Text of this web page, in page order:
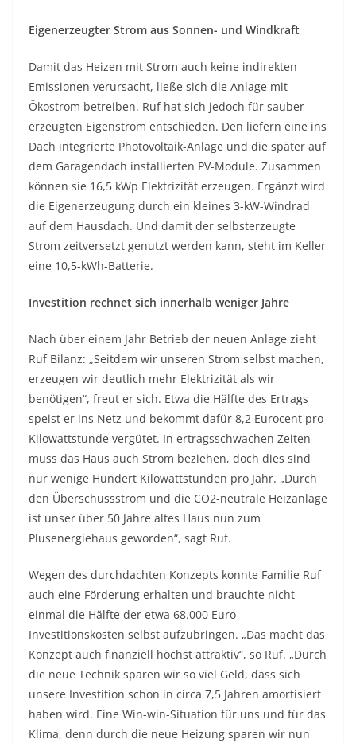
Eigenerzeugter Strom aus Sonnen- und Windkraft
Damit das Heizen mit Strom auch keine indirekten
Emissionen verursacht, ließe sich die Anlage mit
Ökostrom betreiben. Ruf hat sich jedoch für sauber
erzeugten Eigenstrom entschieden. Den liefern eine ins
Dach integrierte Photovoltaik-Anlage und die später auf
dem Garagendach installierten PV-Module. Zusammen
können sie 16,5 kWp Elektrizität erzeugen. Ergänzt wird
die Eigenerzeugung durch ein kleines 3-kW-Windrad
auf dem Hausdach. Und damit der selbsterzeugte
Strom zeitversetzt genutzt werden kann, steht im Keller
eine 10,5-kWh-Batterie.
Investition rechnet sich innerhalb weniger Jahre
Nach über einem Jahr Betrieb der neuen Anlage zieht
Ruf Bilanz: „Seitdem wir unseren Strom selbst machen,
erzeugen wir deutlich mehr Elektrizität als wir
benötigen“, freut er sich. Etwa die Hälfte des Ertrags
speist er ins Netz und bekommt dafür 8,2 Eurocent pro
Kilowattstunde vergütet. In ertragsschwachen Zeiten
muss das Haus auch Strom beziehen, doch dies sind
nur wenige Hundert Kilowattstunden pro Jahr. „Durch
den Überschussstrom und die CO2-neutrale Heizanlage
ist unser über 50 Jahre altes Haus nun zum
Plusenergiehaus geworden“, sagt Ruf.
Wegen des durchdachten Konzepts konnte Familie Ruf
auch eine Förderung erhalten und brauchte nicht
einmal die Hälfte der etwa 68.000 Euro
Investitionskosten selbst aufzubringen. „Das macht das
Konzept auch finanziell höchst attraktiv“, so Ruf. „Durch
die neue Technik sparen wir so viel Geld, dass sich
unsere Investition schon in circa 7,5 Jahren amortisiert
haben wird. Eine Win-win-Situation für uns und für das
Klima, denn durch die neue Heizung sparen wir nun